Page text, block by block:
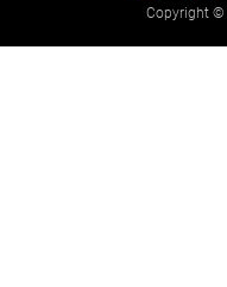
Copyright ©